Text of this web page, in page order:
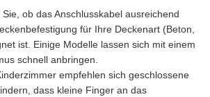
Sie, ob das Anschlusskabel ausreichend
für Ihre Deckenart (Beton,
ist. Einige Modelle lassen sich mit einem
schnell anbringen.
empfehlen sich geschlossene
dass kleine Finger an das